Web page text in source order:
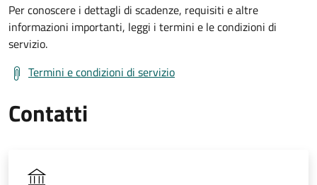
Per conoscere i dettagli di scadenze, requisiti e altre
informazioni importanti, leggi i termini e le condizioni di
servizio.
Termini e condizioni di servizio
Contatti